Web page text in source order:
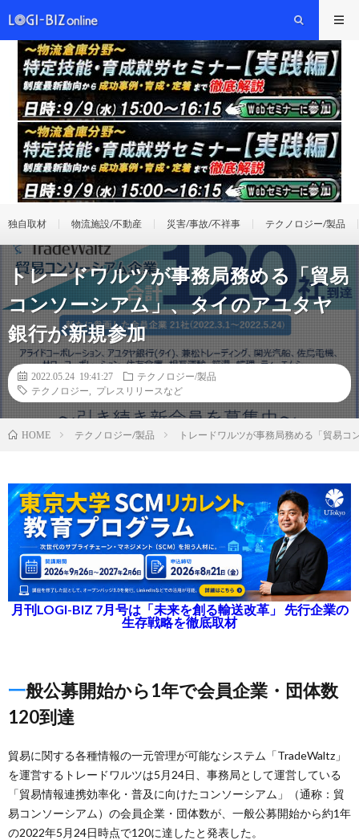
独自取材 物流施設/不動産 災害/事故/不祥事 テクノロジー/製品
トレードワルツが事務局務める「貿易
コンソーシアム」、タイのアユタヤ
銀行が新規参加
2022.05.24 19:41:27
テクノロジー/製品
テクノロジー
プレスリリースなど
HOME テクノロジー/製品 トレードワルツが事務局務める「貿易
月刊LOGI-BIZ 7月号は「未来を創る輸送改革」 先行企業の
生存戦略を徹底取材
一般公募開始から1年で会員企業・団体数
120到達
貿易に関する各種情報の一元管理が可能なシステム「TradeWaltz」
を運営するトレードワルツは5月24日、事務局として運営している
「貿易情報連携効率化・普及に向けたコンソーシアム」（通称：貿
易コンソーシアム）の会員企業・団体数が、一般公募開始から約1年
の2022年5月24日時点で120に達したと発表した。